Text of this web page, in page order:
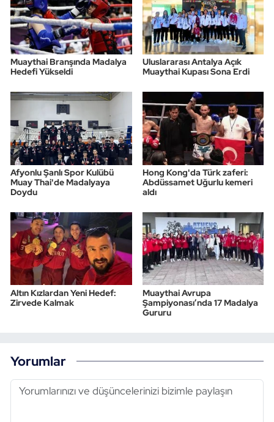
Muaythai Branşında Madalya
Hedefi Yükseldi
Uluslararası Antalya Açık
Muaythai Kupası Sona Erdi
Afyonlu Şanlı Spor Kulübü
Muay Thai'de Madalyaya
Doydu
Hong Kong'da Türk zaferi:
Abdüssamet Uğurlu kemeri
aldı
Altın Kızlardan Yeni Hedef:
Zirvede Kalmak
Muaythai Avrupa
Şampiyonası’nda 17 Madalya
Gururu
Yorumlar